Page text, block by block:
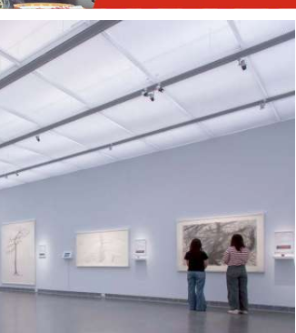
《茶葉少女》攜手 NOXCAT 推聯名 U 卡！
2026 文博會跨界登場